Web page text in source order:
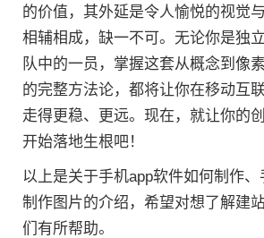
的价值，其外延是令人愉悦的视觉
相辅相成，缺一不可。无论你是独
队中的一员，掌握这套从概念到像
的完整方法论，都将让你在移动互
走得更稳、更远。现在，就让你的
开始落地生根吧！
以上是关于手机app软件如何制作
制作图片的介绍，希望对想了解建
们有所帮助。